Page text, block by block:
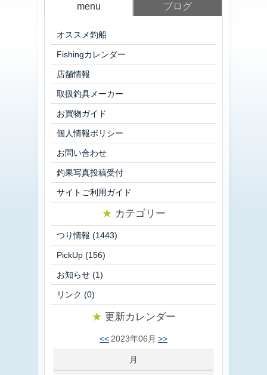
menu ブログ
オススメ釣船
Fishingカレンダー
店舗情報
取扱釣具メーカー
お買物ガイド
個人情報ポリシー
お問い合わせ
釣果写真投稿受付
サイトご利用ガイド
★ カテゴリー
つり情報 (1443)
PickUp (156)
お知らせ (1)
リンク (0)
★ 更新カレンダー
<< 2023年06月 >>
月